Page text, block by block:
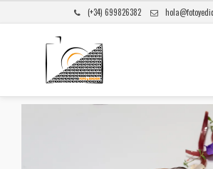
(+34) 699826382